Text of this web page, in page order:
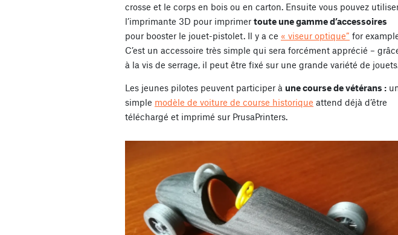
crosse et le corps en bois ou en carton. Ensuite vous pouvez
l’imprimante 3D pour imprimer toute une gamme d’accessoires
pour booster le jouet-pistolet. Il y a ce « viseur optique” for
C’est un accessoire très simple qui sera forcément apprécié –
à la vis de serrage, il peut être fixé sur une grande variété de
Les jeunes pilotes peuvent participer à une course de vétérans :
simple modèle de voiture de course historique attend déjà d’être
téléchargé et imprimé sur PrusaPrinters.